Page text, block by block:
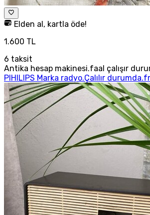
Elden al, kartla öde!
1.600 TL
6 taksit
Antika hesap makinesi.faal çalışır
PIHILIPS Marka radyo.Çalılır